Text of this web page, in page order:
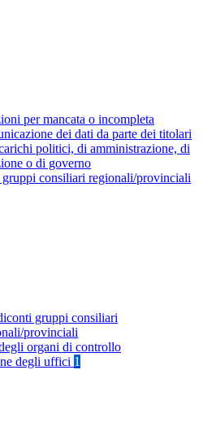
per mancata o incompleta
dei dati da parte dei titolari
politici, di amministrazione, di
o di governo
consiliari regionali/provinciali
gruppi consiliari
provinciali
organi di controllo
degli uffici 1